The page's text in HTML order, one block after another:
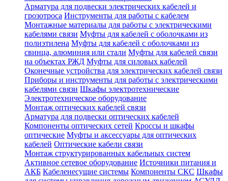
Арматура для подвески электрических кабелей и
грозотроса Инструменты для работы с кабелем
Монтажные материалы для работы с электрическими
кабелями связи Муфты для кабелей с оболочками из
полиэтилена Муфты для кабелей с оболочками из
свинца, алюминия или стали Муфты для кабелей связи
на объектах РЖД Муфты для силовых кабелей
Оконечные устройства для электрических кабелей связи
Приборы и инструменты для работы с электрическими
кабелями связи Шкафы электротехнические
Электротехническое оборудование
Монтаж оптических кабелей связи
Арматура для подвески оптических кабелей
Компоненты оптических сетей Кроссы и шкафы
оптические Муфты и аксессуары для оптических
кабелей Оптические кабели связи
Монтаж структурированных кабельных систем
Активное сетевое оборудование Источники питания и
АКБ Кабеленесущие системы Компоненты СКС Шкафы